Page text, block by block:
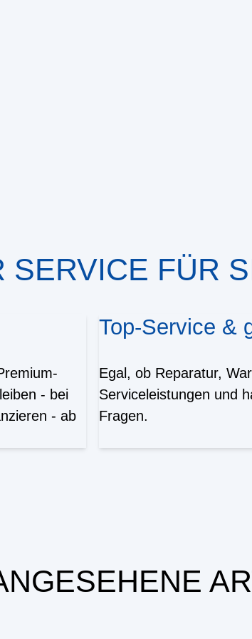
SERVICE FÜR
- bei
- ab
Top-Service &
Egal, ob Reparatur,
Serviceleistungen und
Fragen.